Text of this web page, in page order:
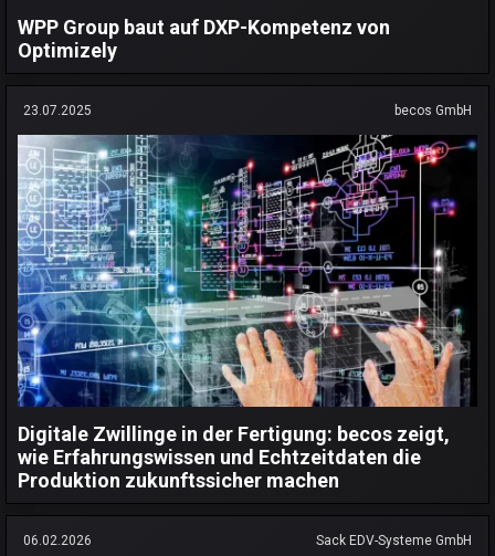
WPP Group baut auf DXP-Kompetenz von
Optimizely
23.07.2025 becos GmbH
Digitale Zwillinge in der Fertigung: becos zeigt,
wie Erfahrungswissen und Echtzeitdaten die
Produktion zukunftssicher machen
06.02.2026 Sack EDV-Systeme GmbH